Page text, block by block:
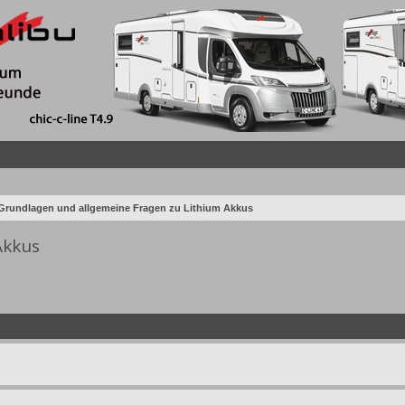
und allgemeine Fragen zu Lithium Akkus